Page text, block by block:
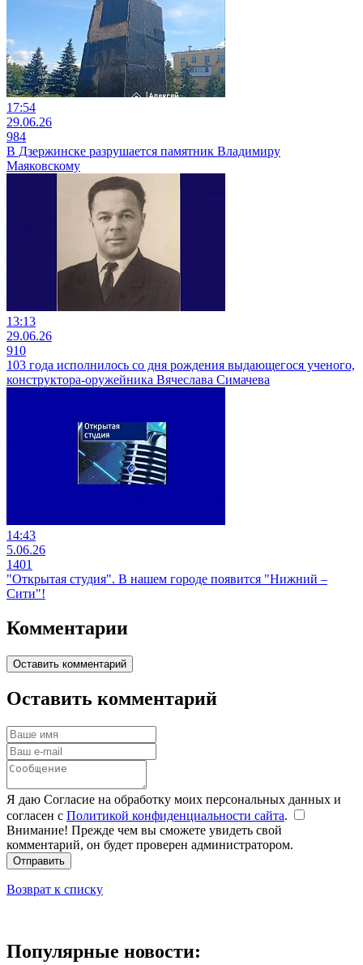
17:54
29.06.26
984
В Дзержинске разрушается памятник Владимиру
Маяковскому
13:13
29.06.26
910
103 года исполнилось со дня рождения выдающегося ученого,
конструктора-оружейника Вячеслава Симачева
14:43
5.06.26
1401
"Открытая студия". В нашем городе появится "Нижний –
Сити"!
Комментарии
Оставить комментарий
Оставить комментарий
Я даю Согласие на обработку моих персональных данных и
согласен с Политикой конфиденциальности сайта.
Внимание! Прежде чем вы сможете увидеть свой
комментарий, он будет проверен администратором.
Отправить
Возврат к списку
Популярные новости: